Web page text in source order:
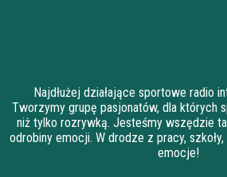
Najdłużej działające sportowe radio
Tworzymy grupę pasjonatów, dla których
niż tylko rozrywką. Jesteśmy wszędzie
odrobiny emocji. W drodze z pracy,
emocje!